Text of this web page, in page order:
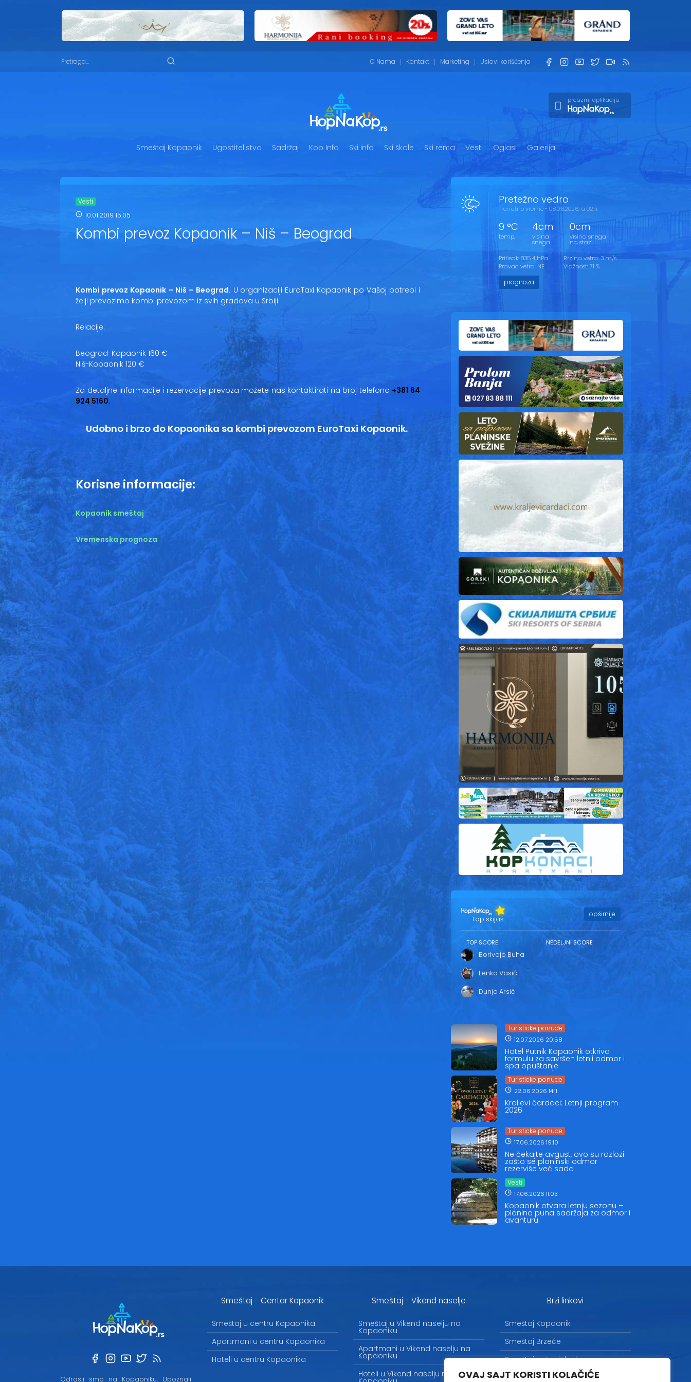
OVAJ SAJT KORISTI KOLAČIĆE
O Nama Kontakt Marketing Uslovi korišćenja
preuzmi aplikaciju
Smeštaj Kopaonik Ugostiteljstvo Sadržaj Kop Info Ski info Ski škole Ski renta Vesti Oglasi Galerija
Vesti
10.01.2019 15:05
Kombi prevoz Kopaonik – Niš – Beograd
Kombi prevoz Kopaonik – Niš – Beograd. U organizaciji EuroTaxi Kopaonik po Vašoj potrebi i
želji prevozimo kombi prevozom iz svih gradova u Srbiji.
Relacije:
Beograd-Kopaonik 160 €
Niš-Kopaonik 120 €
Za detaljne informacije i rezervacije prevoza možete nas kontaktirati na broj telefona +381 64
924 5160.
Udobno i brzo do Kopaonika sa kombi prevozom EuroTaxi Kopaonik.
Korisne informacije:
Kopaonik smeštaj
Vremenska prognoza
Pretežno vedro
Trenutno vreme - 08.06.2026. u 02h
9 °C
temp.
4cm
visina
snega
0cm
visina snega
na stazi
Pritisak: 835.4 hPa
Pravac vetra: NE
Brzina vetra: 3 m/s
Vlažnost: 71 %
prognoza
Top skijaš
opširnije
TOP SCORE
Borivoje Buha
Lenka Vasić
Dunja Arsić
NEDELJNI SCORE
Turisticke ponude
12.07.2026 20:58
Hotel Putnik Kopaonik otkriva
formulu za savršen letnji odmor i
spa opuštanje
Turisticke ponude
22.06.2026 14:11
Kraljevi čardaci: Letnji program
2026
Turisticke ponude
17.06.2026 19:10
Ne čekajte avgust, ovo su razlozi
zašto se planinski odmor
rezerviše već sada
Vesti
17.06.2026 11:03
Kopaonik otvara letnju sezonu –
planina puna sadržaja za odmor i
avanturu
Odrasli smo na Kopaoniku. Upoznali
Smeštaj - Centar Kopaonik
Smeštaj u centru Kopaonika
Apartmani u centru Kopaonika
Hoteli u centru Kopaonika
Smeštaj - Vikend naselje
Smeštaj u Vikend naselju na
Kopaoniku
Apartmani u Vikend naselju na
Kopaoniku
Hoteli u Vikend naselju na
Brzi linkovi
Smeštaj Kopaonik
Smeštaj Brzeće
Smeštaj Jošanička banja
Uslovi korišćenja